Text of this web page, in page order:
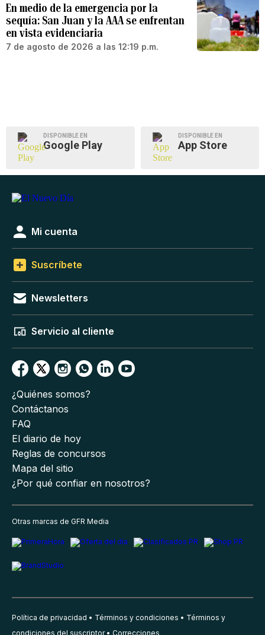
En medio de la emergencia por la
sequía: San Juan y la AAA se enfrentan
en vista evidenciaria
7 de agosto de 2026 a las 12:19 p.m.
DISPONIBLE EN
Google Play
DISPONIBLE EN
App Store
Mi cuenta
Suscríbete
Newsletters
Servicio al cliente
¿Quiénes somos?
Contáctanos
FAQ
El diario de hoy
Reglas de concursos
Mapa del sitio
¿Por qué confiar en nosotros?
Otras marcas de GFR Media
Política de privacidad Términos y condiciones
Términos y
condiciones del suscriptor
Correcciones